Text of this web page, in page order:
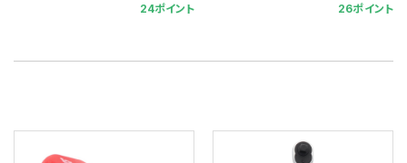
24ポイント 26ポイント